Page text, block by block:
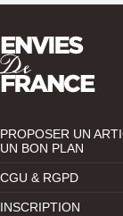
PROPOSER UN
UN BON PLAN
CGU & RGPD
INSCRIPTION